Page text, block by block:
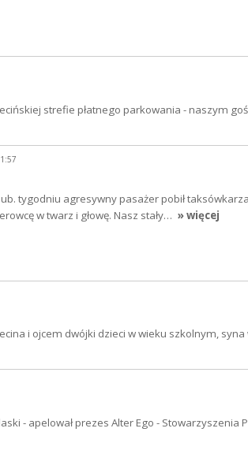
strefie płatnego parkowania - naszym
tygodniu agresywny pasażer pobił
w twarz i głowę. Nasz stały… » więcej
i ojcem dwójki dzieci w wieku szkolnym,
- apelował prezes Alter Ego - Stowarzyszenia